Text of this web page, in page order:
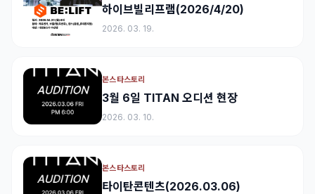
하이브빌리프램(2026/4/20)
2026. 03. 19.
본스타스토리
3월 6일 TITAN 오디션 현장
2026. 03. 10.
본스타스토리
타이탄콘텐츠(2026.03.06)